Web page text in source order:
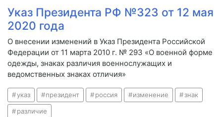
Указ Президента РФ №323 от 12 мая
2020 года
О внесении изменений в Указ Президента Российской
Федерации от 11 марта 2010 г. № 293 «О военной форме
одежды, знаках различия военнослужащих и
ведомственных знаках отличия»
указ президент россия изменение знак
различие